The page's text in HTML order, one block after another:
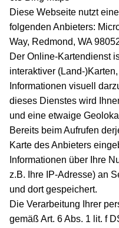
Diese Webseite nutzt
folgenden Anbieters:
Way, Redmond, WA
Der Online-Kartendienst
interaktiver (Land-
Informationen visuell
dieses Dienstes wird
und eine etwaige
Bereits beim Aufrufen
Karte des Anbieters
Informationen über Ihre
z.B. Ihre IP-Adresse) an
und dort gespeichert.
Die Verarbeitung Ihrer
gemäß Art. 6 Abs. 1 lit. f